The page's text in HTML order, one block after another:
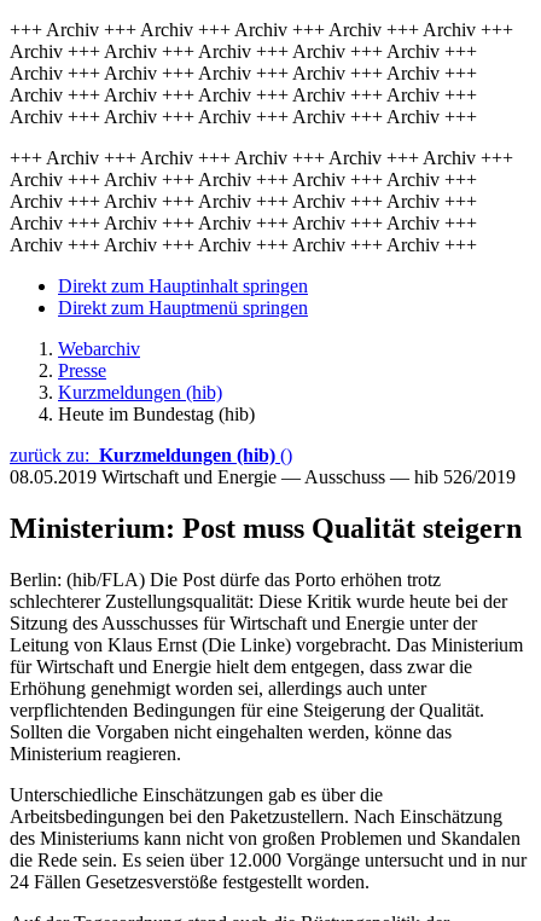
+++ Archiv +++ Archiv +++ Archiv +++ Archiv +++ Archiv +++
Archiv +++ Archiv +++ Archiv +++ Archiv +++ Archiv +++
Archiv +++ Archiv +++ Archiv +++ Archiv +++ Archiv +++
Archiv +++ Archiv +++ Archiv +++ Archiv +++ Archiv +++
Archiv +++ Archiv +++ Archiv +++ Archiv +++ Archiv +++
+++ Archiv +++ Archiv +++ Archiv +++ Archiv +++ Archiv +++
Archiv +++ Archiv +++ Archiv +++ Archiv +++ Archiv +++
Archiv +++ Archiv +++ Archiv +++ Archiv +++ Archiv +++
Archiv +++ Archiv +++ Archiv +++ Archiv +++ Archiv +++
Archiv +++ Archiv +++ Archiv +++ Archiv +++ Archiv +++
Direkt zum Hauptinhalt springen
Direkt zum Hauptmenü springen
Webarchiv
Presse
Kurzmeldungen (hib)
Heute im Bundestag (hib)
zurück zu: Kurzmeldungen (hib) ()
08.05.2019 Wirtschaft und Energie — Ausschuss — hib 526/2019
Ministerium: Post muss Qualität steigern
Berlin: (hib/FLA) Die Post dürfe das Porto erhöhen trotz
schlechterer Zustellungsqualität: Diese Kritik wurde heute bei der
Sitzung des Ausschusses für Wirtschaft und Energie unter der
Leitung von Klaus Ernst (Die Linke) vorgebracht. Das Ministerium
für Wirtschaft und Energie hielt dem entgegen, dass zwar die
Erhöhung genehmigt worden sei, allerdings auch unter
verpflichtenden Bedingungen für eine Steigerung der Qualität.
Sollten die Vorgaben nicht eingehalten werden, könne das
Ministerium reagieren.
Unterschiedliche Einschätzungen gab es über die
Arbeitsbedingungen bei den Paketzustellern. Nach Einschätzung
des Ministeriums kann nicht von großen Problemen und Skandalen
die Rede sein. Es seien über 12.000 Vorgänge untersucht und in nur
24 Fällen Gesetzesverstöße festgestellt worden.